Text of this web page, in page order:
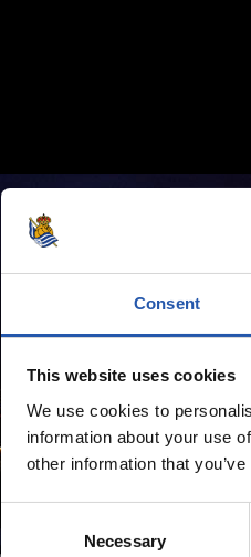
Consent
This website uses cookies
We use cookies to
information about your use
other information that
Necessary